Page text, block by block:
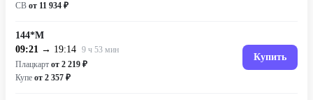
СВ от 11 934 ₽
144*М
09:21 → 19:14 9 ч 53 мин
Плацкарт от 2 219 ₽
Купе от 2 357 ₽
Купить